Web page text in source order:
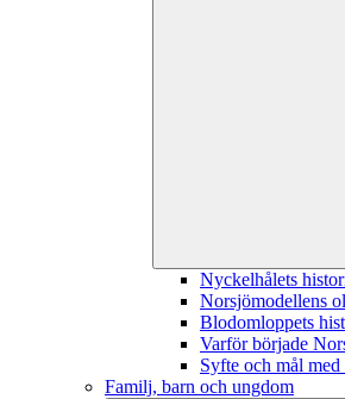
Nyckelhålets
Norsjömodellens
Blodomloppets
Varför började
Syfte och mål
Familj, barn och ungdom